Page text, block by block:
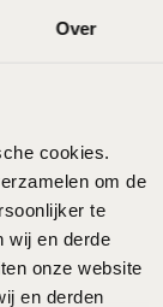
Over
cookies.
om de
te
wij en derde
onze website
en derden